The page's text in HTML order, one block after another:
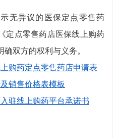
无异议的医保定点零售药
定点零售药店医保线上购药
双方的权利与义务。
购药定点零售药店申请表
销售价格表模板
驻线上购药平台承诺书